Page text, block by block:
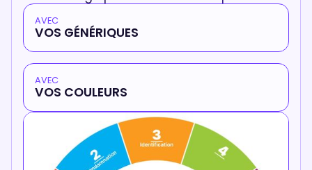
AVEC
VOS GÉNÉRIQUES
AVEC
VOS COULEURS